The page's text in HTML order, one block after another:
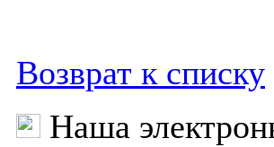
Возврат к списку
Наша